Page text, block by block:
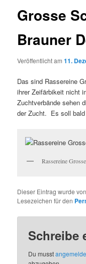
Grosse
Brauner
Veröffentlicht am11.
Das sind Rassereine
ihrer Zeifärbikeit nicht
Zuchtverbände sehen
der Zucht. Es soll
Rassereine
Dieser Eintrag wurde
Lesezeichen für den
Schreibe
Du musst